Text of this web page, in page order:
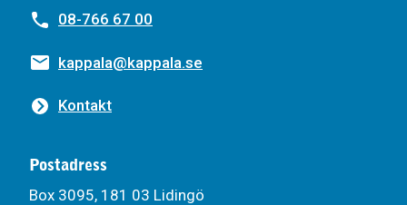
08-766 67 00
kappala@kappala.se
Kontakt
Postadress
Box 3095, 181 03 Lidingö